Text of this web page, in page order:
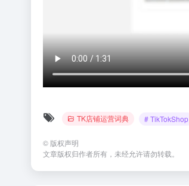
TK店铺运营词典 # TikTokShop
© 版权声明
文章版权归作者所有，未经允许请勿转载。